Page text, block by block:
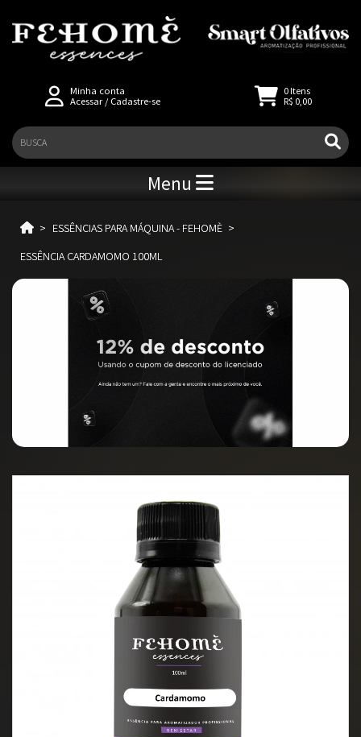
Minha conta
Acessar/ Cadastre-se
0Itens
R$ 0,00
Menu
ESSÊNCIAS PARA MÁQUINA - FEHOMÈ
ESSÊNCIA CARDAMOMO 100ML